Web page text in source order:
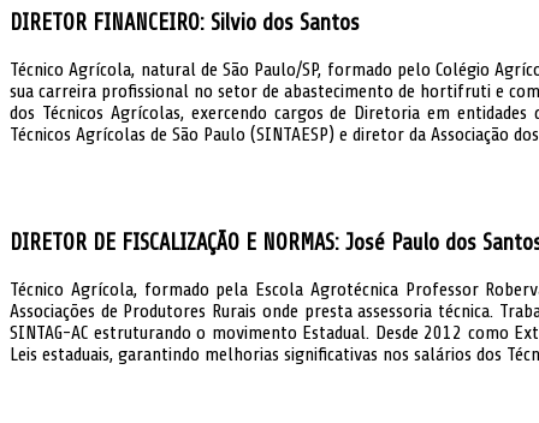
DIRETOR FINANCEIRO: Silvio dos Santos
Técnico Agrícola, natural de São Paulo/SP, formado pelo Colégio
sua carreira profissional no setor de abastecimento de hortifruti e
dos Técnicos Agrícolas, exercendo cargos de Diretoria em
Técnicos Agrícolas de São Paulo (SINTAESP) e diretor da Associação
DIRETOR DE FISCALIZAÇÃO E NORMAS: José Paulo dos
Técnico Agrícola, formado pela Escola Agrotécnica Professor
Associações de Produtores Rurais onde presta assessoria técnica.
SINTAG-AC estruturando o movimento Estadual. Desde 2012 como
Leis estaduais, garantindo melhorias significativas nos salários dos